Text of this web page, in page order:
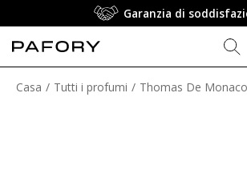
Abbonamento: Spedizione
Casa Tutti i profumi Thomas De Monaco